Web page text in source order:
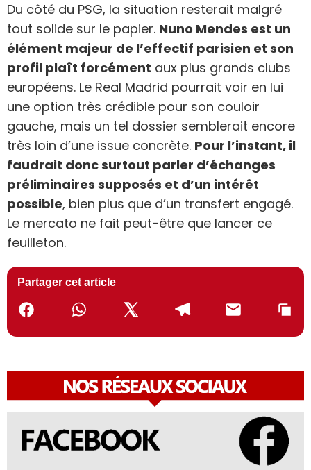
Du côté du PSG, la situation resterait malgré
tout solide sur le papier. Nuno Mendes est un
élément majeur de l’effectif parisien et son
profil plaît forcément aux plus grands clubs
européens. Le Real Madrid pourrait voir en lui
une option très crédible pour son couloir
gauche, mais un tel dossier semblerait encore
très loin d’une issue concrète. Pour l’instant, il
faudrait donc surtout parler d’échanges
préliminaires supposés et d’un intérêt
possible, bien plus que d’un transfert engagé.
Le mercato ne fait peut-être que lancer ce
feuilleton.
Partager cet article